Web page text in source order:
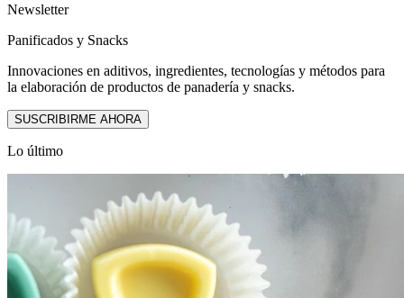
Newsletter
Panificados y Snacks
Innovaciones en aditivos, ingredientes, tecnologías y métodos para
la elaboración de productos de panadería y snacks.
SUSCRIBIRME AHORA
Lo último